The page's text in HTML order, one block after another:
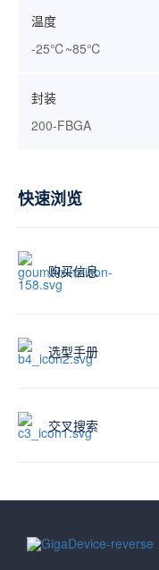
温度
-25℃~85℃
封装
200-FBGA
快速浏览
购买信息
选型手册
交叉搜索